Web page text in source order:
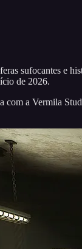
sufocantes e
de 2026.
a Vermila